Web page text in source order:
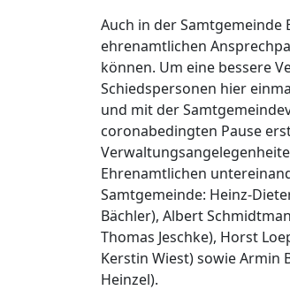
Auch in der Samtgemeinde
ehrenamtlichen
können. Um eine bessere
Schiedspersonen hier
und mit der
coronabedingten Pause
Ehrenamtlichen
Samtgemeinde: Heinz-
Bächler), Albert
Thomas Jeschke), Horst
Kerstin Wiest) sowie Armin
Heinzel).